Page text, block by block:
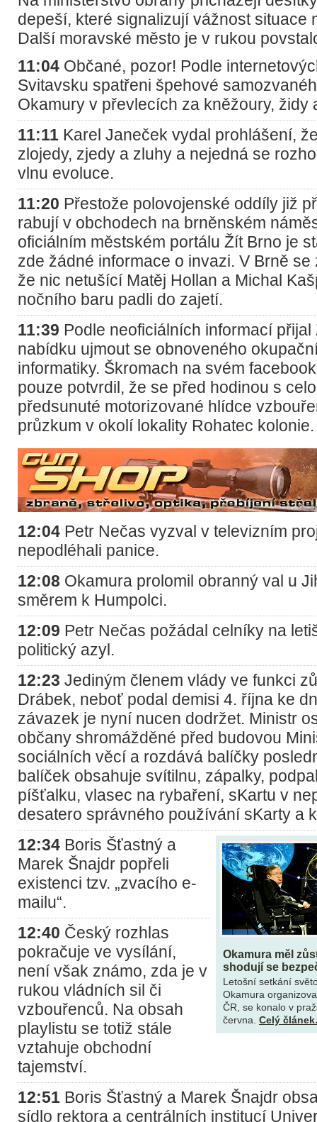
depeší, které signalizují vážnost situace
Další moravské město je v rukou
11:04 Občané, pozor! Podle
Svitavsku spatřeni špehové
Okamury v převlecích za kněžoury, židy
11:11 Karel Janeček vydal prohlášení,
zlojedy, zjedy a zluhy a nejedná se
vlnu evoluce.
11:20 Přestože polovojenské oddíly již
rabují v obchodech na brněnském
oficiálním městském portálu Žít Brno je
zde žádné informace o invazi. V Brně
že nic netušící Matěj Hollan a Michal
nočního baru padli do zajetí.
11:39 Podle neoficiálních informací
nabídku ujmout se obnoveného
informatiky. Škromach na svém
pouze potvrdil, že se před hodinou s
předsunuté motorizované hlídce
průzkum v okolí lokality Rohatec kolonie.
12:04 Petr Nečas vyzval v televizním
nepodléhali panice.
12:08 Okamura prolomil obranný val u
směrem k Humpolci.
12:09 Petr Nečas požádal celníky na
politický azyl.
12:23 Jediným členem vlády ve funkci
Drábek, neboť podal demisi 4. října ke
závazek je nyní nucen dodržet. Ministr
občany shromážděné před budovou
sociálních věcí a rozdává balíčky
balíček obsahuje svítilnu, zápalky,
píšťalku, vlasec na rybaření, sKartu v
desatero správného používání sKarty a
Okamura měl
shodují se
Letošní setkání
Okamura
ČR, se konalo v
června. Celý
12:34 Boris Šťastný a
Marek Šnajdr popřeli
existenci tzv. „zvacího e-
mailu“.
12:40 Český rozhlas
pokračuje ve vysílání,
není však známo, zda je v
rukou vládních sil či
vzbouřenců. Na obsah
playlistu se totiž stále
vztahuje obchodní
tajemství.
12:51 Boris Šťastný a Marek Šnajdr
sídlo rektora a centrálních institucí